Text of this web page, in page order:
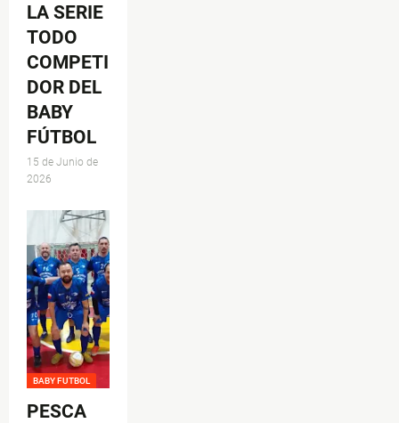
LA SERIE
TODO
COMPETI
DOR DEL
BABY
FÚTBOL
15 de Junio de
2026
BABY FUTBOL
PESCA